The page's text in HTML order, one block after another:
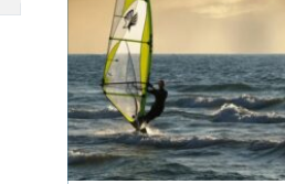
utvecklats till ett litet
kulinariskt na...